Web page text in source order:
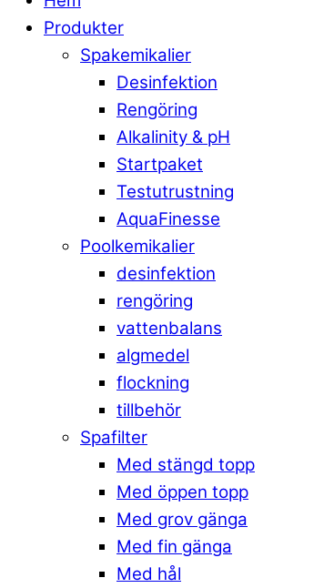
Produkter
Spakemikalier
Desinfektion
Rengöring
Alkalinity & pH
Startpaket
Testutrustning
AquaFinesse
Poolkemikalier
desinfektion
rengöring
vattenbalans
algmedel
flockning
tillbehör
Spafilter
Med stängd topp
Med öppen topp
Med grov gänga
Med fin gänga
Med hål